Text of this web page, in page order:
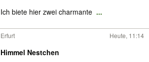
Ich biete hier zwei charmante ...
Erfurt Heute, 11:14
Himmel Nestchen